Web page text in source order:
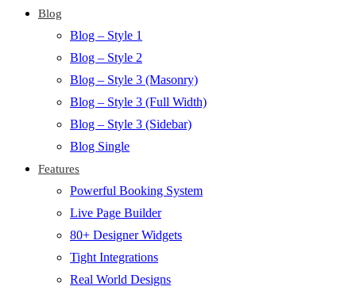
Blog
Blog – Style 1
Blog – Style 2
Blog – Style 3 (Masonry)
Blog – Style 3 (Full Width)
Blog – Style 3 (Sidebar)
Blog Single
Features
Powerful Booking System
Live Page Builder
80+ Designer Widgets
Tight Integrations
Real World Designs